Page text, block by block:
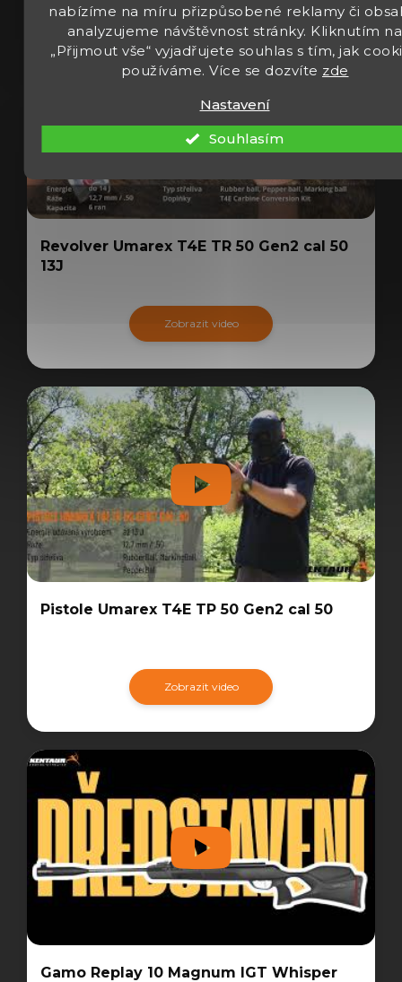
nabízíme na míru přizpůsobené reklamy či
analyzujeme návštěvnost stránky. Kliknutím na
„Přijmout vše“ vyjadřujete souhlas s tím, jak
používáme. Více se dozvíte zde
Nastavení
Souhlasím
Revolver Umarex T4E TR 50 Gen2 cal 50
13J
Zobrazit video
Pistole Umarex T4E TP 50 Gen2 cal 50
Zobrazit video
Gamo Replay 10 Magnum IGT Whisper